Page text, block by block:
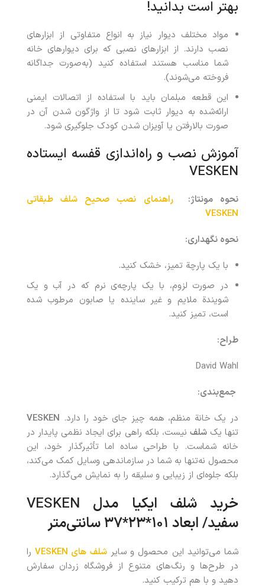
بهتر است بدانید!
مواد مختلف دیوار نیاز به انواع متفاوتی از ابزارهای
نصب دارند. از ابزارهای نصبی که برای دیوارهای خانه
شما مناسب هستند استفاده کنید (به‌صورت جداگانه
فروخته می‌شوند).
این قطعه مبلمان باید با استفاده از اتصالات ایمنی
ارائه‌شده به دیوار ثابت شود تا از واژگون شدن آن در
صورت بالارفتن یا آویزان شدن کودک جلوگیری شود.
آموزش نصب و راه‌اندازی قفسه ایستاده
VESKEN
نحوه مونتاژ:
راهنمای نصب صحیح شلف طبقاتی
VESKEN
نحوه نگهداری:
با یک پارچة تمیز، خشک کنید.
در صورت لزوم، با یک پارچه‌ی نرم که در آب و یک
شویندة ملایم و غیر ساینده یا صابون مرطوب شده
است، تمیز کنید.
طراح:
David Wahl
جمع‌بندی:
در یک خانة منظم، همه چیز جای خود را دارد. VESKEN
تنها یکشلف نیست، بلکه راهی برای ایجاد نظمی پایدار در
خانه شماست. با طراحی ساده اما تأثیرگذار خود، این
محصول نه‌تنها به شما در سازماندهی وسایل کمک می‌کند،
بلکه جلوه‌ای از زیبایی و سلیقه را به نمایش می‌گذارد.
خریدشلف ایکیا مدل VESKEN
سفید/ ابعاد ۱۰۱*۲۳*۳۷ سانتی‌متر
شما می‌توانید این محصول و سایرشلف های VESKEN
را
در طرح‌ها و رنگ‌های متنوع از فروشگاه زردان سفارش
دهید و با هم ترکیب کنید.